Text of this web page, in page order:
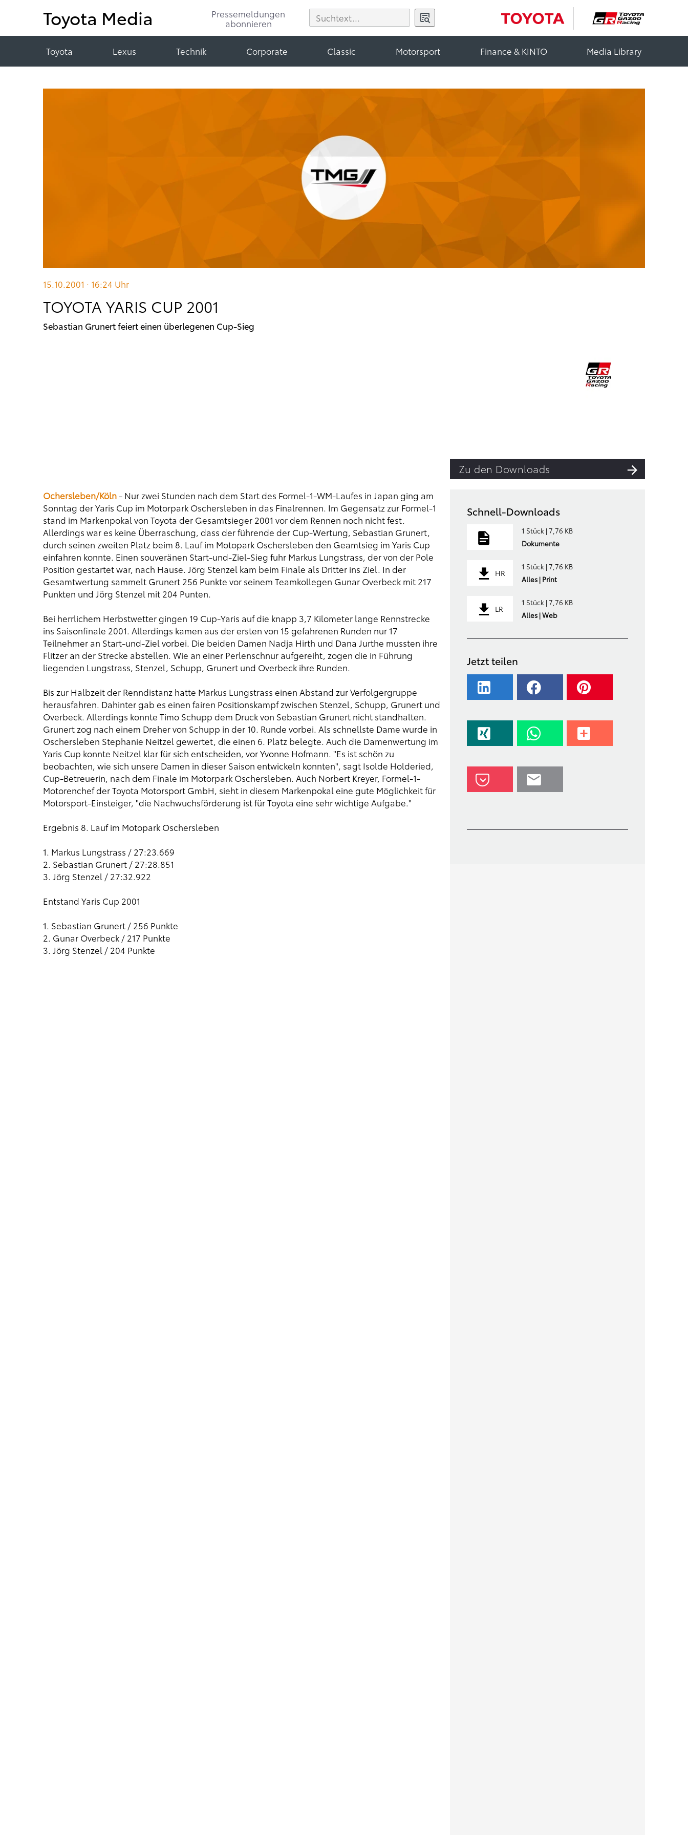
Toyota Media
Pressemeldungen
abonnieren
Toyota Lexus Technik Corporate Classic Motorsport Finance & KINTO Media Library
15.10.2001 · 16:24 Uhr
TOYOTA YARIS CUP 2001
Sebastian Grunert feiert einen überlegenen Cup-Sieg
Zu den Downloads
Ochersleben/Köln- Nur zwei Stunden nach dem Start des Formel-1-WM-Laufes in Japan ging am
Sonntag der Yaris Cup im Motorpark Oschersleben in das Finalrennen. Im Gegensatz zur Formel-1
stand im Markenpokal von Toyota der Gesamtsieger 2001 vor dem Rennen noch nicht fest.
Allerdings war es keine Überraschung, dass der führende der Cup-Wertung, Sebastian Grunert,
durch seinen zweiten Platz beim 8. Lauf im Motopark Oschersleben den Geamtsieg im Yaris Cup
einfahren konnte. Einen souveränen Start-und-Ziel-Sieg fuhr Markus Lungstrass, der von der Pole
Position gestartet war, nach Hause. Jörg Stenzel kam beim Finale als Dritter ins Ziel. In der
Gesamtwertung sammelt Grunert 256 Punkte vor seinem Teamkollegen Gunar Overbeck mit 217
Punkten und Jörg Stenzel mit 204 Punten.
Bei herrlichem Herbstwetter gingen 19 Cup-Yaris auf die knapp 3,7 Kilometer lange Rennstrecke
ins Saisonfinale 2001. Allerdings kamen aus der ersten von 15 gefahrenen Runden nur 17
Teilnehmer an Start-und-Ziel vorbei. Die beiden Damen Nadja Hirth und Dana Jurthe mussten ihre
Flitzer an der Strecke abstellen. Wie an einer Perlenschnur aufgereiht, zogen die in Führung
liegenden Lungstrass, Stenzel, Schupp, Grunert und Overbeck ihre Runden.
Bis zur Halbzeit der Renndistanz hatte Markus Lungstrass einen Abstand zur Verfolgergruppe
herausfahren. Dahinter gab es einen fairen Positionskampf zwischen Stenzel, Schupp, Grunert und
Overbeck. Allerdings konnte Timo Schupp dem Druck von Sebastian Grunert nicht standhalten.
Grunert zog nach einem Dreher von Schupp in der 10. Runde vorbei. Als schnellste Dame wurde in
Oschersleben Stephanie Neitzel gewertet, die einen 6. Platz belegte. Auch die Damenwertung im
Yaris Cup konnte Neitzel klar für sich entscheiden, vor Yvonne Hofmann. "Es ist schön zu
beobachten, wie sich unsere Damen in dieser Saison entwickeln konnten", sagt Isolde Holderied,
Cup-Betreuerin, nach dem Finale im Motorpark Oschersleben. Auch Norbert Kreyer, Formel-1-
Motorenchef der Toyota Motorsport GmbH, sieht in diesem Markenpokal eine gute Möglichkeit für
Motorsport-Einsteiger, "die Nachwuchsförderung ist für Toyota eine sehr wichtige Aufgabe."
Ergebnis 8. Lauf im Motopark Oschersleben
1. Markus Lungstrass / 27:23.669
2. Sebastian Grunert / 27:28.851
3. Jörg Stenzel / 27:32.922
Entstand Yaris Cup 2001
1. Sebastian Grunert / 256 Punkte
2. Gunar Overbeck / 217 Punkte
3. Jörg Stenzel / 204 Punkte
Schnell-Downloads
1 Stück | 7,76 KB
Dokumente
HR
1 Stück | 7,76 KB
Alles | Print
LR
1 Stück | 7,76 KB
Alles | Web
Jetzt teilen